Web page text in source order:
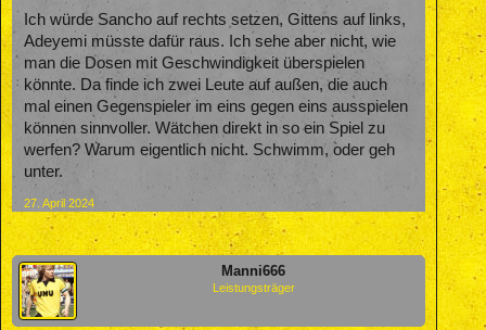
Ich würde Sancho auf rechts setzen, Gittens auf links,
Adeyemi müsste dafür raus. Ich sehe aber nicht, wie
man die Dosen mit Geschwindigkeit überspielen
könnte. Da finde ich zwei Leute auf außen, die auch
mal einen Gegenspieler im eins gegen eins ausspielen
können sinnvoller. Wätchen direkt in so ein Spiel zu
werfen? Warum eigentlich nicht. Schwimm, oder geh
unter.
27. April 2024
Manni666
Leistungsträger